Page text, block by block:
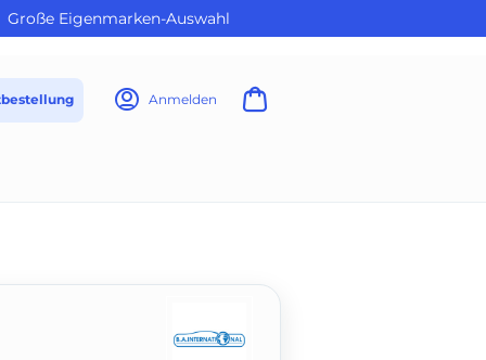
Große Eigenmarken-Auswahl
Anmelden